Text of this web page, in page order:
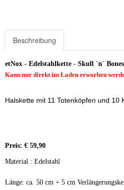
Beschreibung
etNox - Edelstahlkette - Skull ´n´ Bones
Kann nur direkt im Laden erworben
Halskette mit 11 Totenköpfen und 10
Preis: € 59,90
Material : Edelstahl
Länge: ca. 50 cm + 5 cm